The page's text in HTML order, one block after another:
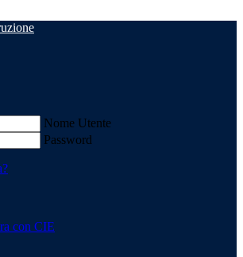
Nome Utente
Password
con CIE